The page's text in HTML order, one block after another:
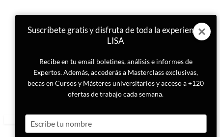
Suscríbete gratis y disfruta de toda la experiencia
LISA
Recibe en tu email boletines, análisis e informes de
Expertos. Además, accederás a Masterclass exclusivas,
becas en Cursos y Másteres universitarios y acceso a +120
ofertas de trabajo cada semana.
your